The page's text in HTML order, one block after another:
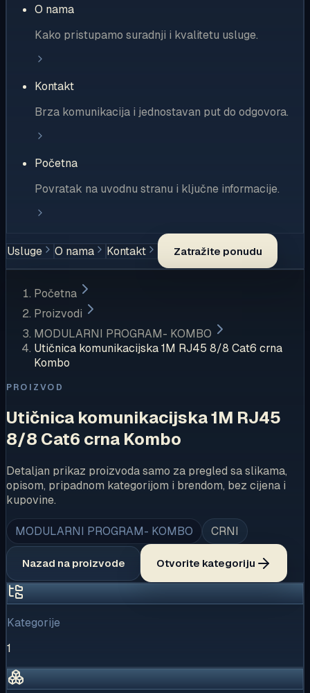
O nama
Kako pristupamo suradnji i kvalitetu usluge.
Kontakt
Brza komunikacija i jednostavan put do odgovora.
Početna
Povratak na uvodnu stranu i ključne informacije.
Usluge O nama Kontakt Zatražite ponudu
Početna
Proizvodi
MODULARNI PROGRAM- KOMBO
Utičnica komunikacijska 1M RJ45 8/8 Cat6 crna
Kombo
PROIZVOD
Utičnica komunikacijska 1M RJ45
8/8 Cat6 crna Kombo
Detaljan prikaz proizvoda samo za pregled sa slikama,
opisom, pripadnom kategorijom i brendom, bez cijena i
kupovine.
MODULARNI PROGRAM- KOMBO CRNI
Nazad na proizvode Otvorite kategoriju
Kategorije
1